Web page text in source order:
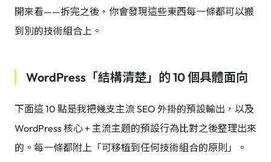
開來看——拆完之後，你會發現這些東西每一條都可以搬
到別的技術組合上。
WordPress「結構清楚」的 10 個具體面向
下面這 10 點是我把幾支主流 SEO 外掛的預設輸出，以及
WordPress 核心 + 主流主題的預設行為比對之後整理出來
的。每一條都附上「可移植到任何技術組合的原則」。